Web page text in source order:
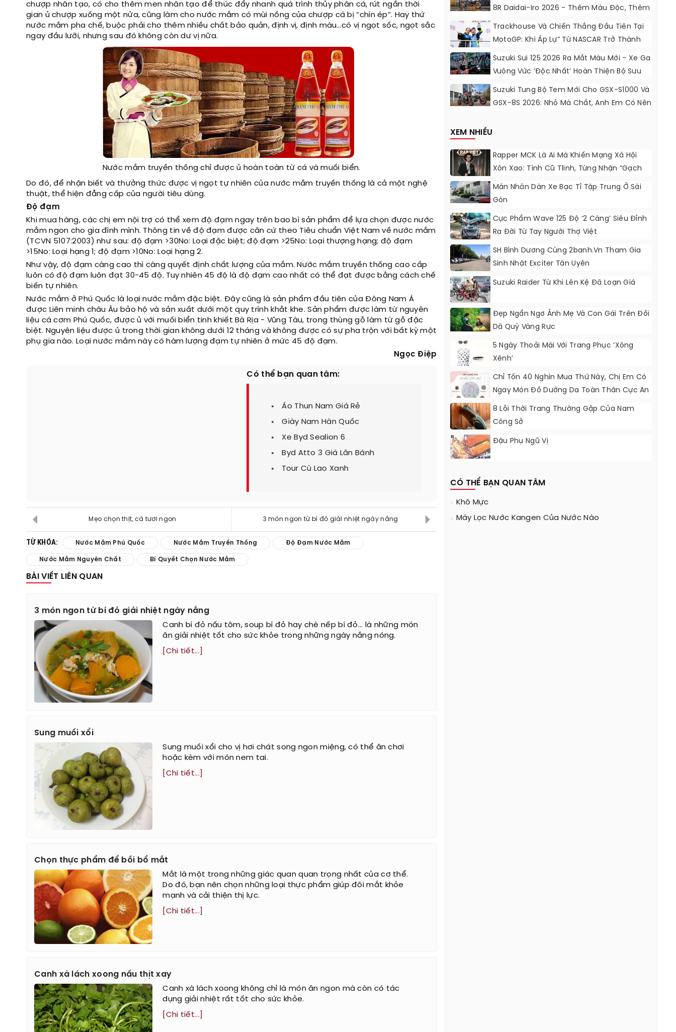
chượp nhân tạo, có cho thêm men nhân tạo để thúc đẩy nhanh quá trình thủy phân cá, rút ngắn thời
gian ủ chượp xuống một nửa, cũng làm cho nước mắm có mùi nồng của chượp cá bị “chín ép”. Hay thứ
nước mắm pha chế, buộc phải cho thêm nhiều chất bảo quản, định vị, định màu…có vị ngọt sốc, ngọt sắc
ngay đầu lưỡi, nhưng sau đó không còn dư vị nữa.
Nước mắm truyền thống chỉ được ủ hoàn toàn từ cá và muối biển.
Do đó, để nhận biết và thưởng thức được vị ngọt tự nhiên của nước mắm truyền thống là cả một nghệ
thuật, thể hiện đẳng cấp của người tiêu dùng.
Độ đạm
Khi mua hàng, các chị em nội trợ có thể xem độ đạm ngay trên bao bì sản phẩm để lựa chọn được nước
mắm ngon cho gia đình mình. Thông tin về độ đạm được căn cứ theo Tiêu chuẩn Việt Nam về nước mắm
(TCVN 5107:2003) như sau: độ đạm >30No: Loại đặc biệt; độ đạm >25No: Loại thượng hạng; độ đạm
>15No: Loại hạng 1; độ đạm >10No: Loại hạng 2.
Như vậy, độ đạm càng cao thì càng quyết định chất lượng của mắm. Nước mắm truyền thống cao cấp
luôn có độ đạm luôn đạt 30-45 độ. Tuy nhiên 45 độ là độ đạm cao nhất có thể đạt được bằng cách chế
biến tự nhiên.
Nước mắm ở Phú Quốc là loại nước mắm đặc biệt. Đây cũng là sản phẩm đầu tiên của Đông Nam Á
được Liên minh châu Âu bảo hộ và sản xuất dưới một quy trình khắt khe. Sản phẩm được làm từ nguyên
liệu cá cơm Phú Quốc, được ủ với muối biển tinh khiết Bà Rịa - Vũng Tàu, trong thùng gỗ làm từ gỗ đặc
biệt. Nguyên liệu được ủ trong thời gian không dưới 12 tháng và không được có sự pha trộn với bất kỳ một
phụ gia nào. Loại nước mắm này có hàm lượng đạm tự nhiên ở mức 45 độ đạm.
Ngọc Điệp
Có thể bạn quan tâm:
Áo Thun Nam Giá Rẻ
Giày Nam Hàn Quốc
Xe Byd Sealion 6
Byd Atto 3 Giá Lăn Bánh
Tour Cù Lao Xanh
Mẹo chọn thịt, cá tươi ngon 3 món ngon từ bí đỏ giải nhiệt ngày nắng
TỪ KHÓA: Nước Mắm Phú Quốc Nước Mắm Truyền Thống Độ Đạm Nước Mắm
Nước Mắm Nguyên Chất Bí Quyết Chọn Nước Mắm
BÀI VIẾT LIÊN QUAN
3 món ngon từ bí đỏ giải nhiệt ngày nắng
Canh bí đỏ nấu tôm, soup bí đỏ hay chè nếp bí đỏ... là những món
ăn giải nhiệt tốt cho sức khỏe trong những ngày nắng nóng.
[Chi tiết...]
Sung muối xổi
Sung muối xổi cho vị hơi chát song ngon miệng, có thể ăn chơi
hoặc kèm với món nem tai.
[Chi tiết...]
Chọn thực phẩm để bồi bổ mắt
Mắt là một trong những giác quan quan trọng nhất của cơ thể.
Do đó, bạn nên chọn những loại thực phẩm giúp đôi mắt khỏe
mạnh và cải thiện thị lực.
[Chi tiết...]
Canh xà lách xoong nấu thịt xay
Canh xà lách xoong không chỉ là món ăn ngon mà còn có tác
dụng giải nhiệt rất tốt cho sức khỏe.
[Chi tiết...]
8R Daidai-Iro 2026 - Thêm Màu Độc, Thêm
Đồ Chơi, Thêm Cá Tính
Trackhouse Và Chiến Thắng Đầu Tiên Tại
MotoGP: Khi Áp Lự” Từ NASCAR Trở Thành
Động Lực Ngọt Ngào
Suzuki Sui 125 2026 Ra Mắt Màu Mới - Xe Ga
Vuông Vức ‘độc Nhất’ Hoàn Thiện Bộ Sưu
Tập 7 Sắc Cầu Vồng
Suzuki Tung Bộ Tem Mới Cho GSX-S1000 Và
GSX-8S 2026: Nhỏ Mà Chất, Anh Em Có Nên
XEM NHIỀU
Rapper MCK Là Ai Mà Khiến Mạng Xã Hội
Xôn Xao: Tình Cũ Tlinh, Từng Nhận “gạch
Đá” Vì Tỏ Thái Độ Với Trường Giang
Mãn Nhãn Dàn Xe Bạc Tỉ Tập Trung Ở Sài
Gòn
Cực Phẩm Wave 125 Độ ‘2 Càng’ Siêu Đỉnh
Ra Đời Từ Tay Người Thợ Việt
SH Bình Dương Cùng 2banh.vn Tham Gia
Sinh Nhật Exciter Tân Uyên
Suzuki Raider Từ Khi Lên Kệ Đã Loạn Giá
Đẹp Ngẩn Ngơ Ảnh Mẹ Và Con Gái Trên Đồi
Dã Quỳ Vàng Rực
5 Ngày Thoải Mái Với Trang Phục ‘xông
Xênh’
Chỉ Tốn 40 Nghìn Mua Thứ Này, Chị Em Có
Ngay Món Đồ Dưỡng Da Toàn Thân Cực An
Toàn, Hiệu Quả
8 Lỗi Thời Trang Thường Gặp Của Nam
Công Sở
Đậu Phụ Ngũ Vị
CÓ THỂ BẠN QUAN TÂM
Khô Mực
Máy Lọc Nước Kangen Của Nước Nào